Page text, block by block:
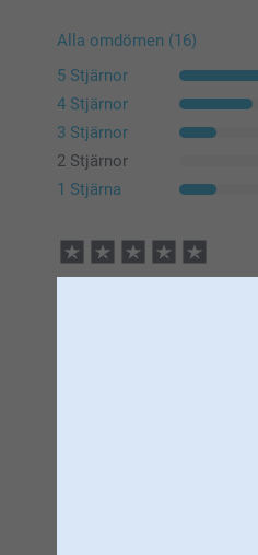
Alla omdömen (16)
5 Stjärnor
4 Stjärnor
3 Stjärnor
2 Stjärnor
1 Stjärna